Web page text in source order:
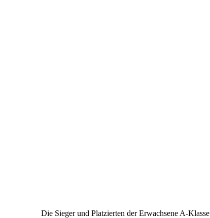
Die Sieger und Platzierten der Erwachsene A-Klasse